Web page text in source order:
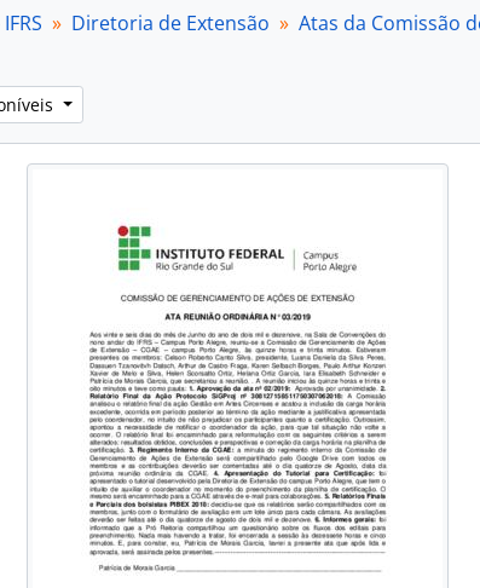
2022
de Gestão de Pessoas
de Pesquisa, Pós-Graduação e Inovação
de Memória
Diretoria de Extensão Atas da Comissão